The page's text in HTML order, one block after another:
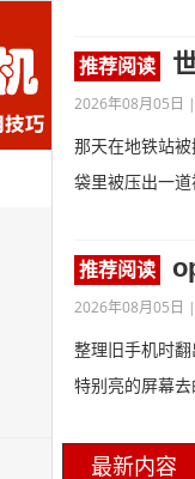
推荐阅读
2026年08月05日
那天在地铁站
袋里被压出一
推荐阅读
2026年08月05日
整理旧手机时
特别亮的屏幕
最新内容